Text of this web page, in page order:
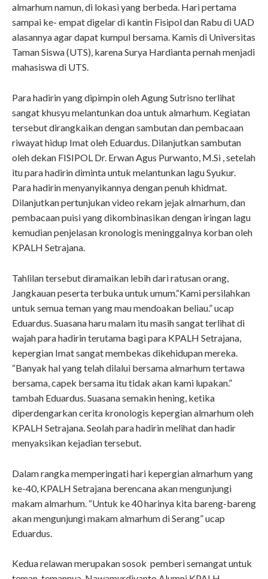
almarhum namun, di lokasi yang berbeda. Hari pertama
sampai ke- empat digelar di kantin Fisipol dan Rabu di UAD
alasannya agar dapat kumpul bersama. Kamis di Universitas
Taman Siswa (UTS), karena Surya Hardianta pernah menjadi
mahasiswa di UTS.
Para hadirin yang dipimpin oleh Agung Sutrisno terlihat
sangat khusyu melantunkan doa untuk almarhum. Kegiatan
tersebut dirangkaikan dengan sambutan dan pembacaan
riwayat hidup Imat oleh Eduardus. Dilanjutkan sambutan
oleh dekan FISIPOL Dr. Erwan Agus Purwanto, M.Si , setelah
itu para hadirin diminta untuk melantunkan lagu Syukur.
Para hadirin menyanyikannya dengan penuh khidmat.
Dilanjutkan pertunjukan video rekam jejak almarhum, dan
pembacaan puisi yang dikombinasikan dengan iringan lagu
kemudian penjelasan kronologis meninggalnya korban oleh
KPALH Setrajana.
Tahlilan tersebut diramaikan lebih dari ratusan orang,
Jangkauan peserta terbuka untuk umum.“Kami persilahkan
untuk semua teman yang mau mendoakan beliau.” ucap
Eduardus. Suasana haru malam itu masih sangat terlihat di
wajah para hadirin terutama bagi para KPALH Setrajana,
kepergian Imat sangat membekas dikehidupan mereka.
“Banyak hal yang telah dilalui bersama almarhum tertawa
bersama, capek bersama itu tidak akan kami lupakan.”
tambah Eduardus. Suasana semakin hening, ketika
diperdengarkan cerita kronologis kepergian almarhum oleh
KPALH Setrajana. Seolah para hadirin melihat dan hadir
menyaksikan kejadian tersebut.
Dalam rangka memperingati hari kepergian almarhum yang
ke-40, KPALH Setrajana berencana akan mengunjungi
makam almarhum. “Untuk ke 40 harinya kita bareng-bareng
akan mengunjungi makam almarhum di Serang” ucap
Eduardus.
Kedua relawan merupakan sosok pemberi semangat untuk